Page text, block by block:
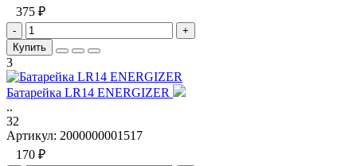
375 ₽
-
+
Купить
3
Батарейка LR14 ENERGIZER
..
32
Артикул: 2000000001517
170 ₽